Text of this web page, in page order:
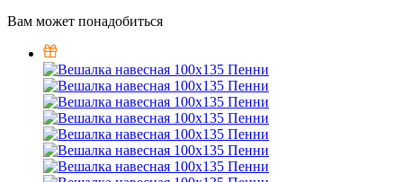
Вам может понадобиться